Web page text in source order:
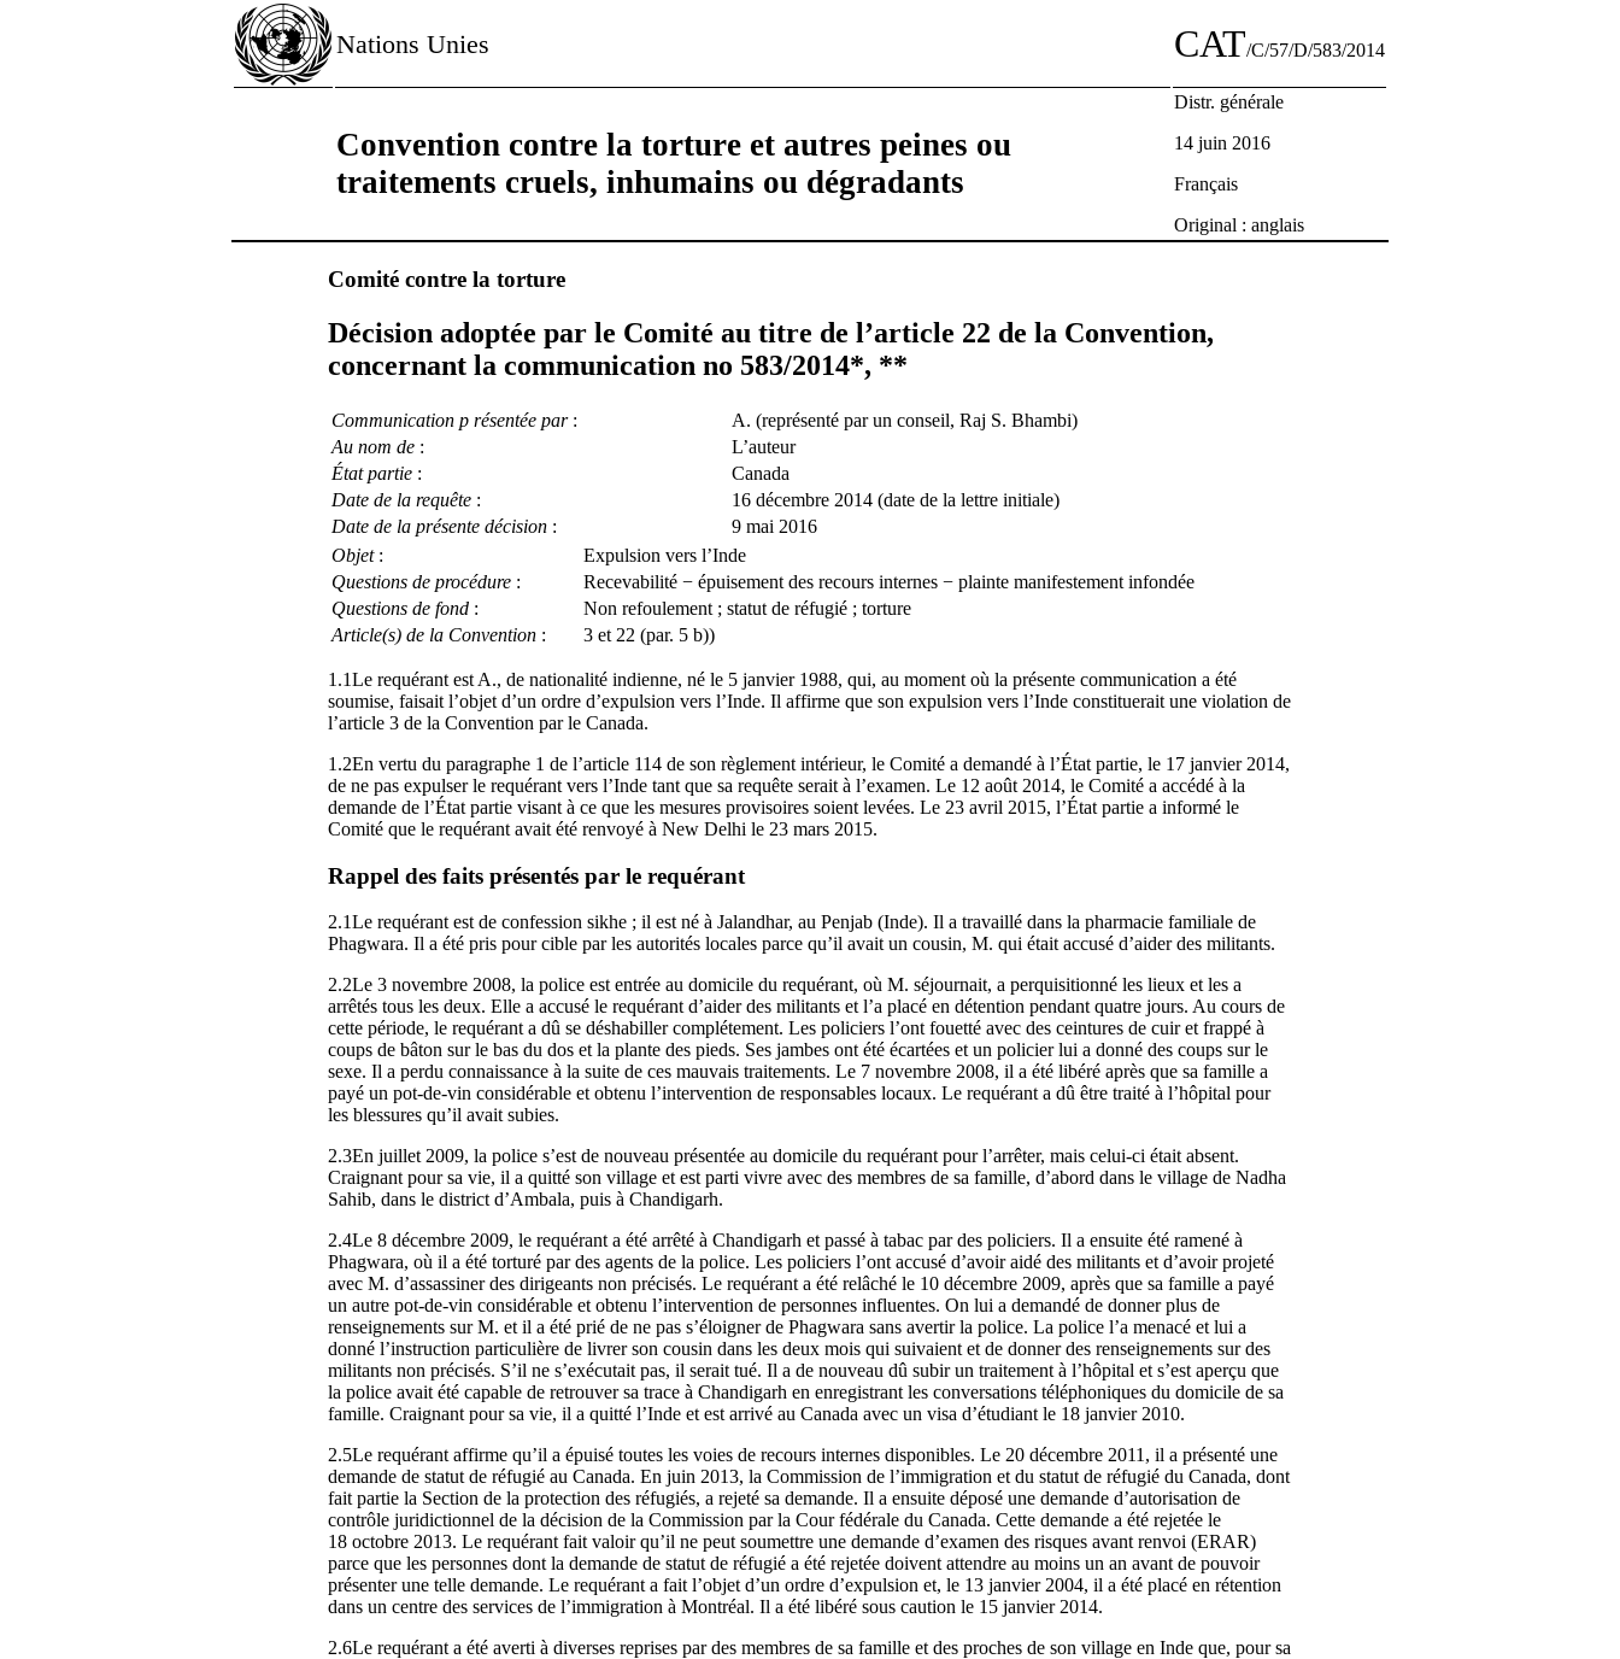
Nations Unies CAT/C/57/D/583/2014
Convention contre la torture et autres peines ou
traitements cruels, inhumains ou dégradants
Distr. générale
14 juin 2016
Français
Original : anglais
Comité contre la torture
Décision adoptée par le Comité au titre de l’article 22 de la Convention,
concernant la communication no 583/2014*, **
Communication p résentée par:
A. (représenté par un conseil, Raj S. Bhambi)
Au nom de :
L’auteur
État partie :
Canada
Date de la requête :
16 décembre 2014 (date de la lettre initiale)
Date de la présente décision :
9 mai 2016
Objet:
Expulsion vers l’Inde
Questions de procédure :
Recevabilité − épuisement des recours internes − plainte manifestement infondée
Questions de fond :
Non refoulement ; statut de réfugié ; torture
Article(s) de la Convention : 3 et 22 (par. 5 b))
1.1Le requérant est A., de nationalité indienne, né le 5 janvier 1988, qui, au moment où la présente communication a été
soumise, faisait l’objet d’un ordre d’expulsion vers l’Inde. Il affirme que son expulsion vers l’Inde constituerait une violation de
l’article 3 de la Convention par le Canada.
1.2En vertu du paragraphe 1 de l’article 114 de son règlement intérieur, le Comité a demandé à l’État partie, le 17 janvier 2014,
de ne pas expulser le requérant vers l’Inde tant que sa requête serait à l’examen. Le 12 août 2014, le Comité a accédé à la
demande de l’État partie visant à ce que les mesures provisoires soient levées. Le 23 avril 2015, l’État partie a informé le
Comité que le requérant avait été renvoyé à New Delhi le 23 mars 2015.
Rappel des faits présentés par le requérant
2.1Le requérant est de confession sikhe ; il est né à Jalandhar, au Penjab (Inde). Il a travaillé dans la pharmacie familiale de
Phagwara. Il a été pris pour cible par les autorités locales parce qu’il avait un cousin, M. qui était accusé d’aider des militants.
2.2Le 3 novembre 2008, la police est entrée au domicile du requérant, où M. séjournait, a perquisitionné les lieux et les a
arrêtés tous les deux. Elle a accusé le requérant d’aider des militants et l’a placé en détention pendant quatre jours. Au cours de
cette période, le requérant a dû se déshabiller complétement. Les policiers l’ont fouetté avec des ceintures de cuir et frappé à
coups de bâton sur le bas du dos et la plante des pieds. Ses jambes ont été écartées et un policier lui a donné des coups sur le
sexe. Il a perdu connaissance à la suite de ces mauvais traitements. Le 7 novembre 2008, il a été libéré après que sa famille a
payé un pot-de-vin considérable et obtenu l’intervention de responsables locaux. Le requérant a dû être traité à l’hôpital pour
les blessures qu’il avait subies.
2.3En juillet 2009, la police s’est de nouveau présentée au domicile du requérant pour l’arrêter, mais celui-ci était absent.
Craignant pour sa vie, il a quitté son village et est parti vivre avec des membres de sa famille, d’abord dans le village de Nadha
Sahib, dans le district d’Ambala, puis à Chandigarh.
2.4Le 8 décembre 2009, le requérant a été arrêté à Chandigarh et passé à tabac par des policiers. Il a ensuite été ramené à
Phagwara, où il a été torturé par des agents de la police. Les policiers l’ont accusé d’avoir aidé des militants et d’avoir projeté
avec M. d’assassiner des dirigeants non précisés. Le requérant a été relâché le 10 décembre 2009, après que sa famille a payé
un autre pot-de-vin considérable et obtenu l’intervention de personnes influentes. On lui a demandé de donner plus de
renseignements sur M. et il a été prié de ne pas s’éloigner de Phagwara sans avertir la police. La police l’a menacé et lui a
donné l’instruction particulière de livrer son cousin dans les deux mois qui suivaient et de donner des renseignements sur des
militants non précisés. S’il ne s’exécutait pas, il serait tué. Il a de nouveau dû subir un traitement à l’hôpital et s’est aperçu que
la police avait été capable de retrouver sa trace à Chandigarh en enregistrant les conversations téléphoniques du domicile de sa
famille. Craignant pour sa vie, il a quitté l’Inde et est arrivé au Canada avec un visa d’étudiant le 18 janvier 2010.
2.5Le requérant affirme qu’il a épuisé toutes les voies de recours internes disponibles. Le 20 décembre 2011, il a présenté une
demande de statut de réfugié au Canada. En juin 2013, la Commission de l’immigration et du statut de réfugié du Canada, dont
fait partie la Section de la protection des réfugiés, a rejeté sa demande. Il a ensuite déposé une demande d’autorisation de
contrôle juridictionnel de la décision de la Commission par la Cour fédérale du Canada. Cette demande a été rejetée le
18 octobre 2013. Le requérant fait valoir qu’il ne peut soumettre une demande d’examen des risques avant renvoi (ERAR)
parce que les personnes dont la demande de statut de réfugié a été rejetée doivent attendre au moins un an avant de pouvoir
présenter une telle demande. Le requérant a fait l’objet d’un ordre d’expulsion et, le 13 janvier 2004, il a été placé en rétention
dans un centre des services de l’immigration à Montréal. Il a été libéré sous caution le 15 janvier 2014.
2.6Le requérant a été averti à diverses reprises par des membres de sa famille et des proches de son village en Inde que, pour sa